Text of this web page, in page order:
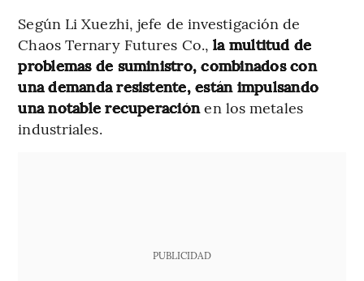
Según Li Xuezhi, jefe de investigación de
Chaos Ternary Futures Co.,la multitud de
problemas de suministro, combinados con
una demanda resistente, están impulsando
una notable recuperaciónen los metales
industriales.
PUBLICIDAD